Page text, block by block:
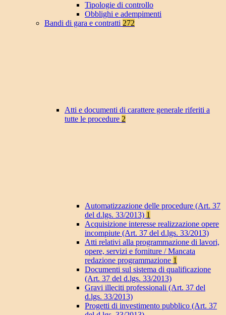
Tipologie di controllo
Obblighi e adempimenti
Bandi di gara e contratti 272
Atti e documenti di carattere generale riferiti a
tutte le procedure 2
Automatizzazione delle procedure (Art. 37
del d.lgs. 33/2013) 1
Acquisizione interesse realizzazione opere
incompiute (Art. 37 del d.lgs. 33/2013)
Atti relativi alla programmazione di lavori,
opere, servizi e forniture / Mancata
redazione programmazione 1
Documenti sul sistema di qualificazione
(Art. 37 del d.lgs. 33/2013)
Gravi illeciti professionali (Art. 37 del
d.lgs. 33/2013)
Progetti di investimento pubblico (Art. 37